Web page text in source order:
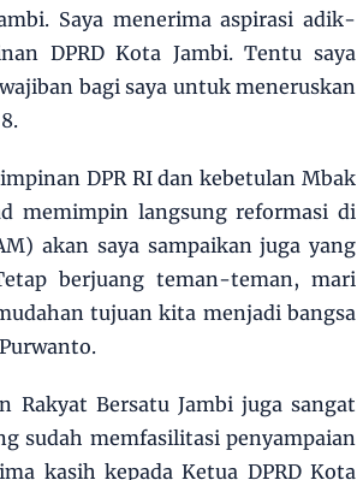
Saya menerima aspirasi adik-
DPRD Kota Jambi. Tentu saya
bagi saya untuk meneruskan
DPR RI dan kebetulan Mbak
memimpin langsung reformasi di
akan saya sampaikan juga yang
berjuang teman-teman, mari
tujuan kita menjadi bangsa
Rakyat Bersatu Jambi juga sangat
sudah memfasilitasi penyampaian
kasih kepada Ketua DPRD Kota